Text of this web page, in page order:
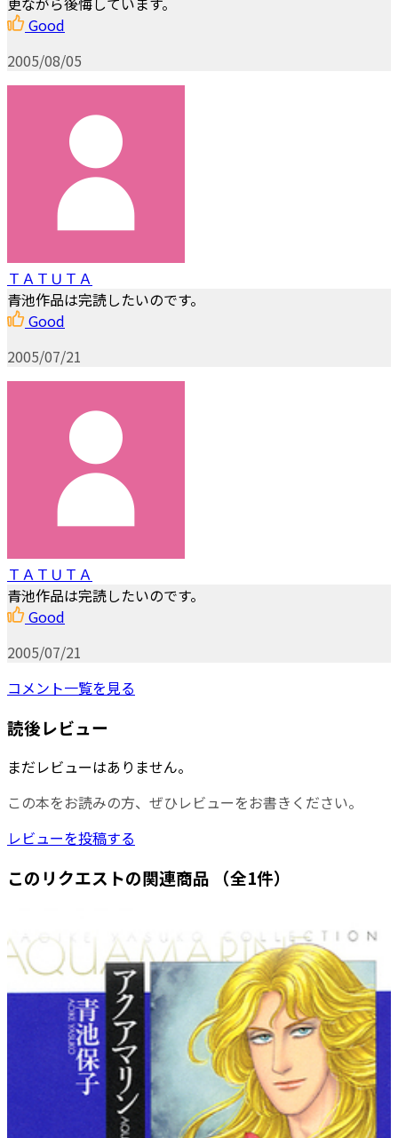
Good
2005/08/05
ＴＡＴＵＴＡ
青池作品は完読したいのです。
Good
2005/07/21
ＴＡＴＵＴＡ
青池作品は完読したいのです。
Good
2005/07/21
コメント一覧を見る
読後レビュー
まだレビューはありません。
この本をお読みの方、ぜひレビューをお書きください。
レビューを投稿する
このリクエストの関連商品 （全1件）